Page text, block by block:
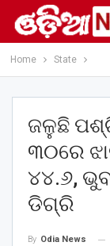
Home State
ଜଳୁଛି
୩୦ରେ
୪୪.୬,
ଡିଗ୍ରି
By Odia News